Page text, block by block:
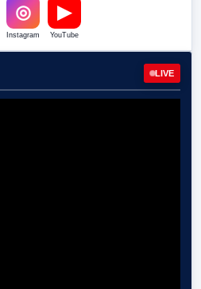
◎
Instagram
▶
YouTube
LIVE